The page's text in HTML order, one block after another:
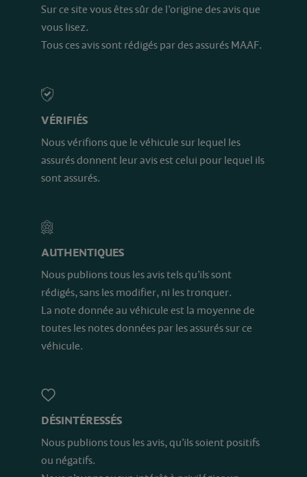
Sur ce site vous êtes sûr de l’origine des avis que
vous lisez.
Tous ces avis sont rédigés par des assurés MAAF.
VÉRIFIÉS
Nous vérifions que le véhicule sur lequel les
assurés donnent leur avis est celui pour lequel ils
sont assurés.
AUTHENTIQUES
Nous publions tous les avis tels qu’ils sont
rédigés, sans les modifier, ni les tronquer.
La note donnée au véhicule est la moyenne de
toutes les notes données par les assurés sur ce
véhicule.
DÉSINTÉRESSÉS
Nous publions tous les avis, qu’ils soient positifs
ou négatifs.